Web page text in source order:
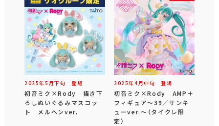
2025年5 月下旬 登場
初音ミク×Rody 描き下
ろしぬいぐるみマスコッ
ト メルヘンver.
2025年4 月中旬 登場
初音ミク×Rody AMP＋
フィギュア～39／サンキ
ューver.～（タイクレ限
定）